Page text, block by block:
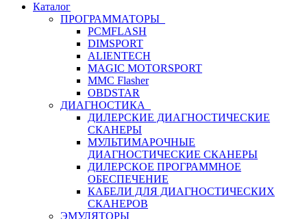
Каталог
ПРОГРАММАТОРЫ
PCMFLASH
DIMSPORT
ALIENTECH
MAGIC MOTORSPORT
MMC Flasher
OBDSTAR
ДИАГНОСТИКА
ДИЛЕРСКИЕ ДИАГНОСТИЧЕСКИЕ
СКАНЕРЫ
МУЛЬТИМАРОЧНЫЕ
ДИАГНОСТИЧЕСКИЕ СКАНЕРЫ
ДИЛЕРСКОЕ ПРОГРАММНОЕ
ОБЕСПЕЧЕНИЕ
КАБЕЛИ ДЛЯ ДИАГНОСТИЧЕСКИХ
СКАНЕРОВ
ЭМУЛЯТОРЫ